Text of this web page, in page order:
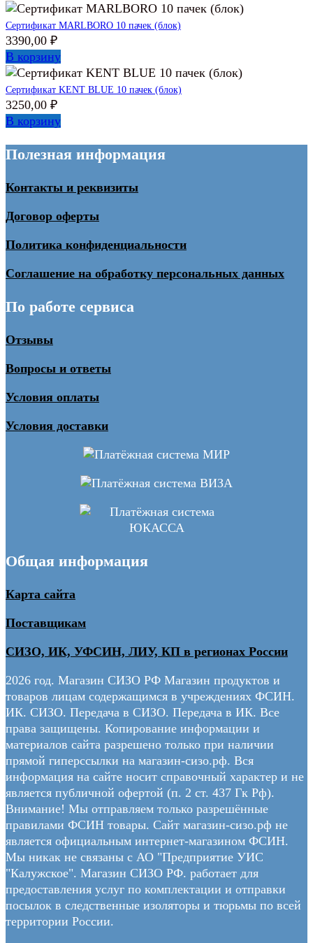
Сертификат MARLBORO 10 пачек (блок)
3390,00 ₽
В корзину
Сертификат KENT BLUE 10 пачек (блок)
3250,00 ₽
В корзину
Полезная информация
Контакты и реквизиты
Договор оферты
Политика конфиденциальности
Соглашение на обработку персональных данных
По работе сервиса
Отзывы
Вопросы и ответы
Условия оплаты
Условия доставки
Общая информация
Карта сайта
Поставщикам
СИЗО, ИК, УФСИН, ЛИУ, КП в регионах России
2026 год. Магазин СИЗО РФ Магазин продуктов и
товаров лицам содержащимся в учреждениях ФСИН.
ИК. СИЗО. Передача в СИЗО. Передача в ИК. Все
права защищены. Копирование информации и
материалов сайта разрешено только при наличии
прямой гиперссылки на магазин-сизо.рф. Вся
информация на сайте носит справочный характер и не
является публичной офертой (п. 2 ст. 437 Гк Рф).
Внимание! Мы отправляем только разрешённые
правилами ФСИН товары. Сайт магазин-сизо.рф не
является официальным интернет-магазином ФСИН.
Мы никак не связаны с АО "Предприятие УИС
"Калужское". Магазин СИЗО РФ. работает для
предоставления услуг по комплектации и отправки
посылок в следственные изоляторы и тюрьмы по всей
территории России.